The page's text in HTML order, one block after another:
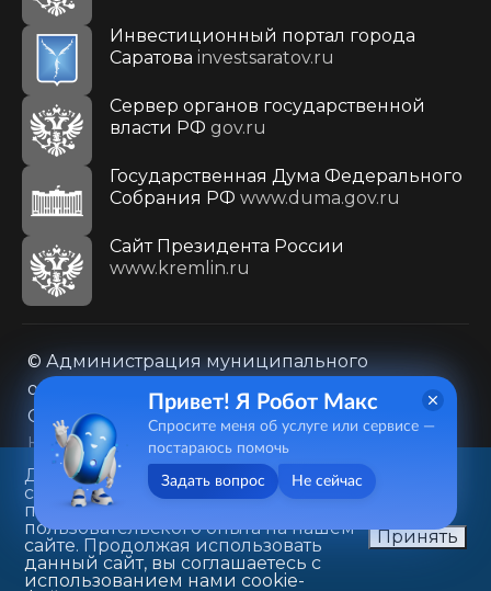
Инвестиционный портал города
Саратова investsaratov.ru
Сервер органов государственной
власти РФ gov.ru
Государственная Дума Федерального
Собрания РФ www.duma.gov.ru
Cайт Президента России
www.kremlin.ru
© Администрация муниципального
образования городского округа «Город
Саратов»
Контакты
Карта сайта
Политика в отношении обработки
персональных данных
410031, г. Саратов, ул. Первомайская, д. 78
+7(8452)26-02-49
Данный веб-сайт использует
cookie-файлы в целях
предоставления вам лучшего
пользовательского опыта на нашем
сайте. Продолжая использовать
данный сайт, вы соглашаетесь с
использованием нами cookie-
Принять
Привет! Я Робот Макс
Спросите меня об услуге или сервисе —
постараюсь помочь
Задать вопрос Не сейчас